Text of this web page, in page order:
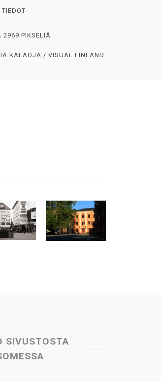
2969 PIKSELIÄ
KALAOJA / VISUAL FINLAND
SIVUSTOSTA